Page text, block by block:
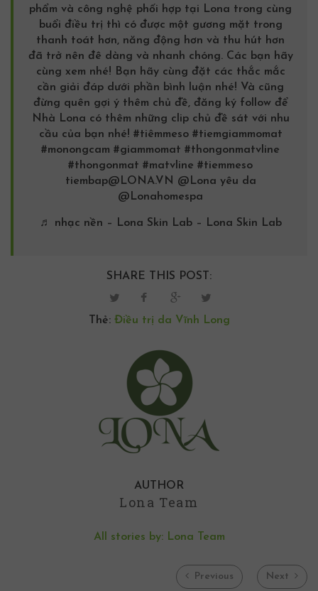
phẩm và công nghệ phối hợp tại Lona trong cùng
buổi điều trị thì có được một gương mặt trong
thanh toát hơn, năng động hơn và thu hút hơn
đã trở nên đê dàng và nhanh chóng. Các bạn hãy
cùng xem nhé! Bạn hãy cùng đặt các thắc mắc
cần giải đáp dưới phần bình luận nhé! Và cũng
đừng quên gợi ý thêm chủ đề, đăng ký follow để
Nhà Lona có thêm những clip chủ đề sát với nhu
cầu của bạn nhé! #tiêmmeso #tiemgiammomat
#monongcam #giammomat #thongonmatvline
#thongonmat #matvline #tiemmeso
tiembap@LONA.VN @Lona yêu da
@Lonahomespa
♬ nhạc nền – Lona Skin Lab – Lona Skin Lab
SHARE THIS POST:
Thẻ: Điều trị da Vĩnh Long
AUTHOR
Lona Team
All stories by: Lona Team
Previous Next